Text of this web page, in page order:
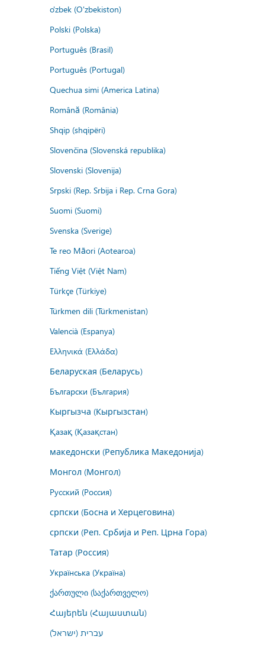
o'zbek (O'zbekiston)
Polski (Polska)
Português (Brasil)
Português (Portugal)
Quechua simi (America Latina)
Română (România)
Shqip (shqipëri)
Slovenčina (Slovenská republika)
Slovenski (Slovenija)
Srpski (Rep. Srbija i Rep. Crna Gora)
Suomi (Suomi)
Svenska (Sverige)
Te reo Māori (Aotearoa)
Tiếng Việt (Việt Nam)
Türkçe (Türkiye)
Türkmen dili (Türkmenistan)
Valencià (Espanya)
Ελληνικά (Ελλάδα)
Беларуская (Беларусь)
Български (България)
Кыргызча (Кыргызстан)
Қазақ (Қазақстан)
македонски (Република Македонија)
Монгол (Монгол)
Русский (Россия)
српски (Босна и Херцеговина)
српски (Реп. Србија и Реп. Црна Гора)
Татар (Россия)
Українська (Україна)
ქართული (საქართველო)
Հայերեն (Հայաստան)
עברית (ישראל)